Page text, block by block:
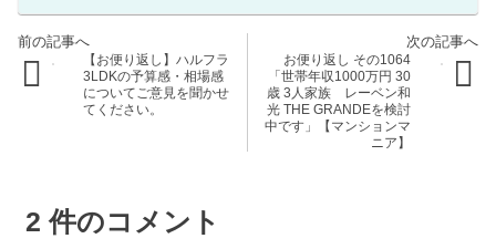
【お便り返し】ハルフラ
3LDKの予算感・相場感
についてご意見を聞かせ
てください。
お便り返し その1064
「世帯年収1000万円 30
歳 3人家族 レーベン和
光 THE GRANDEを検討
中です」【マンションマ
ニア】
2 件のコメント